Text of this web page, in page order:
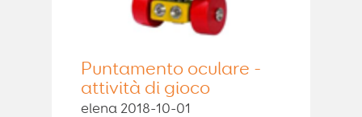
Puntamento oculare -
attività di gioco
elena 2018-10-01